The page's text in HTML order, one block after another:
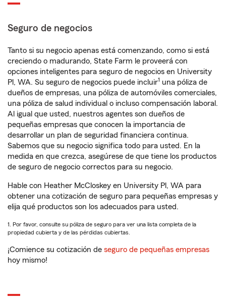
Seguro de negocios
Tanto si su negocio apenas está comenzando, como si está
creciendo o madurando, State Farm le proveerá con
opciones inteligentes para seguro de negocios en University
Pl, WA. Su seguro de negocios puede incluir1 una póliza de
dueños de empresas, una póliza de automóviles comerciales,
una póliza de salud individual o incluso compensación laboral.
Al igual que usted, nuestros agentes son dueños de
pequeñas empresas que conocen la importancia de
desarrollar un plan de seguridad financiera continua.
Sabemos que su negocio significa todo para usted. En la
medida en que crezca, asegúrese de que tiene los productos
de seguro de negocio correctos para su negocio.
Hable con Heather McCloskey en University Pl, WA para
obtener una cotización de seguro para pequeñas empresas y
elija qué productos son los adecuados para usted.
1. Por favor, consulte su póliza de seguro para ver una lista completa de la
propiedad cubierta y de las pérdidas cubiertas.
¡Comience su cotización de seguro de pequeñas empresas
hoy mismo!